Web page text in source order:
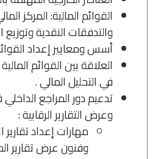
القوائم المالية: المركز
والتدفقات النقدية وتوزيع
أسس ومعايير إعداد
العلاقة بين القوائم
في التحليل المالي .
تدعيم دور المراجع
وعرض التقارير الرقابية :
مهارات إعداد تقارير
وفنون عرض تقارير